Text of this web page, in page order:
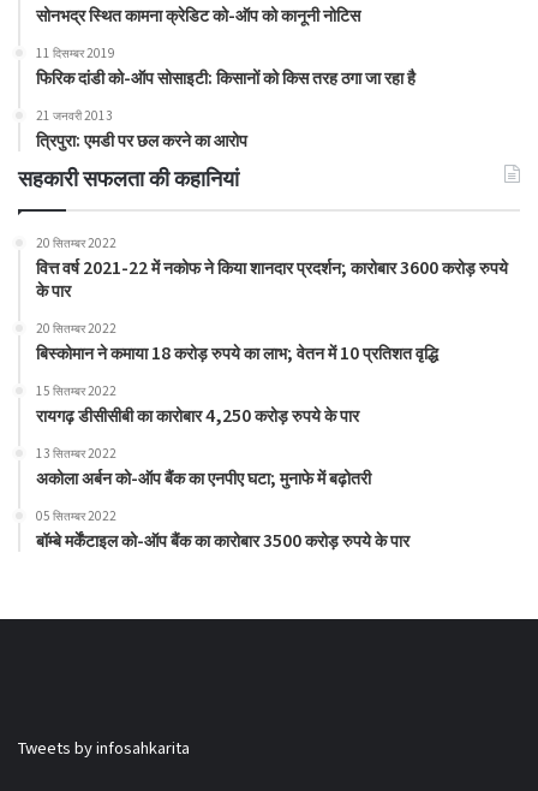
सोनभद्र स्थित कामना क्रेडिट को-ऑप को कानूनी नोटिस
11 दिसम्बर 2019
फिरिक दांडी को-ऑप सोसाइटी: किसानों को किस तरह ठगा जा रहा है
21 जनवरी 2013
त्रिपुरा: एमडी पर छल करने का आरोप
सहकारी सफलता की कहानियां
20 सितम्बर 2022
वित्त वर्ष 2021-22 में नकोफ ने किया शानदार प्रदर्शन; कारोबार 3600 करोड़ रुपये
के पार
20 सितम्बर 2022
बिस्कोमान ने कमाया 18 करोड़ रुपये का लाभ; वेतन में 10 प्रतिशत वृद्धि
15 सितम्बर 2022
रायगढ़ डीसीसीबी का कारोबार 4,250 करोड़ रुपये के पार
13 सितम्बर 2022
अकोला अर्बन को-ऑप बैंक का एनपीए घटा; मुनाफे में बढ़ोतरी
05 सितम्बर 2022
बॉम्बे मर्केंटाइल को-ऑप बैंक का कारोबार 3500 करोड़ रुपये के पार
Tweets by infosahkarita